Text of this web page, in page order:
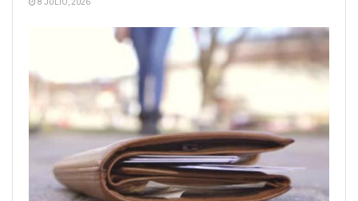
8 JULIO, 2026